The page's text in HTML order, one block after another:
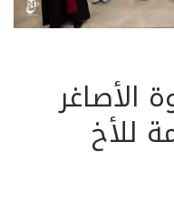
الأصاغر
للأخ